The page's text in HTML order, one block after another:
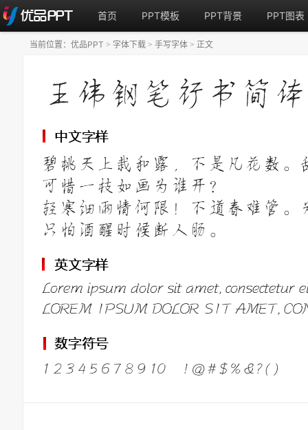
首页 PPT模板 PPT背景 PPT图表
当前位置： 优品PPT > 字体下载 > 手写字体 > 正文